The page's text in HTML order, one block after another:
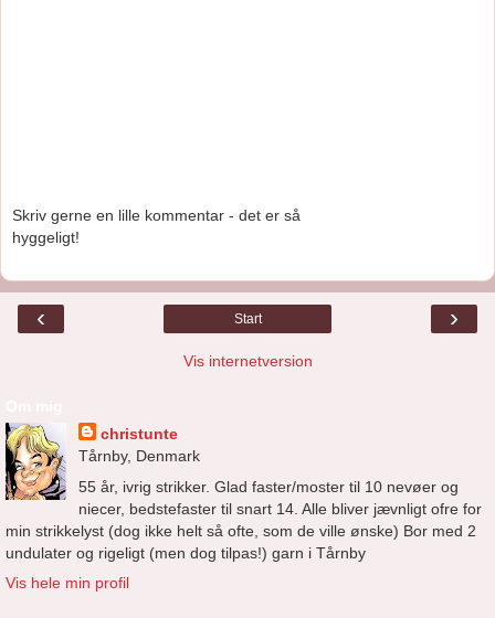
Skriv gerne en lille kommentar - det er så
hyggeligt!
‹ ›
Start
Vis internetversion
christunte
Tårnby, Denmark
55 år, ivrig strikker. Glad faster/moster til 10 nevøer og
niecer, bedstefaster til snart 14. Alle bliver jævnligt ofre for
min strikkelyst (dog ikke helt så ofte, som de ville ønske) Bor med 2
undulater og rigeligt (men dog tilpas!) garn i Tårnby
Vis hele min profil